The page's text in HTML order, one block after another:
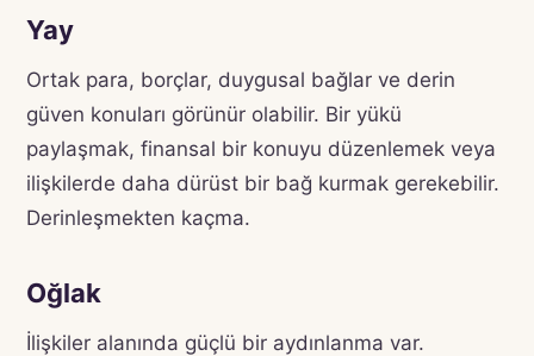
Yay
Ortak para, borçlar, duygusal bağlar ve derin
güven konuları görünür olabilir. Bir yükü
paylaşmak, finansal bir konuyu düzenlemek veya
ilişkilerde daha dürüst bir bağ kurmak gerekebilir.
Derinleşmekten kaçma.
Oğlak
İlişkiler alanında güçlü bir aydınlanma var.